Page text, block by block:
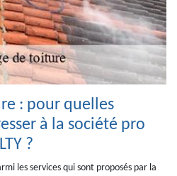
: pour quelles
à la société pro
?
les services qui sont proposés par la